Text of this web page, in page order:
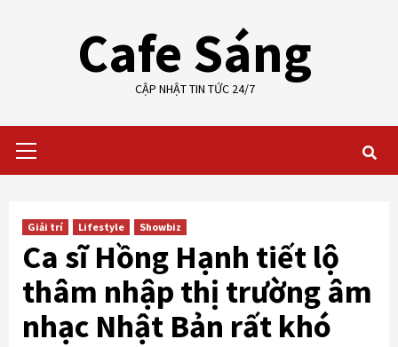
Cafe Sáng
CẬP NHẬT TIN TỨC 24/7
Menu
Giải trí Lifestyle Showbiz
Ca sĩ Hồng Hạnh tiết lộ
thâm nhập thị trường âm
nhạc Nhật Bản rất khó